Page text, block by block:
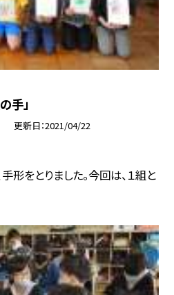
手」
更新日 2021/04/22
形をとりました。今回は、１組と